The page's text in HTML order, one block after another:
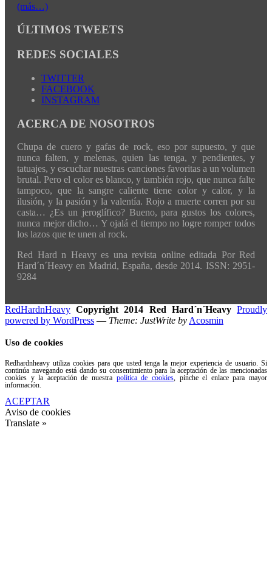
(más…)
ÚLTIMOS TWEETS
REDES SOCIALES
TWITTER
FACEBOOK
INSTAGRAM
ACERCA DE NOSOTROS
Chupa de cuero y gafas de rock, eso por supuesto, y que
nunca falten, y melenas, quien las tenga, y pendientes, y
tatuajes, y escuchar nuestras canciones favoritas a un volumen
brutal. Pero el color es blanco, y también rojo, que nunca falte
tampoco, que la sangre caliente tiene color y calor, y la
ilusión, y la pasión y la valentía. Rojo a muerte corren por su
casta… ¿Es un jeroglífico? Bueno, para gustos los colores,
nunca mejor dicho… Y ojalá el tiempo no logre romper todos
los lazos que te unen al rock.
Red Hard n Heavy es una revista online editada Por Red
Hard´n´Heavy en Madrid, España, desde 2014. ISSN: 2951-
9284
RedHardnHeavy Copyright 2014 Red Hard´n´Heavy Proudly
powered by WordPress — Theme: JustWrite by Acosmin
Uso de cookies
Redhardnheavy utiliza cookies para que usted tenga la mejor experiencia de usuario. Si
continúa navegando está dando su consentimiento para la aceptación de las mencionadas
cookies y la aceptación de nuestra política de cookies, pinche el enlace para mayor
información.
ACEPTAR
Aviso de cookies
Translate »